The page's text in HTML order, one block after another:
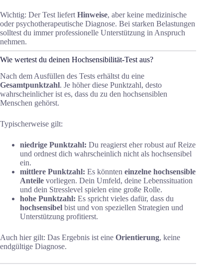
Wichtig: Der Test liefert Hinweise, aber keine medizinische
oder psychotherapeutische Diagnose. Bei starken Belastungen
solltest du immer professionelle Unterstützung in Anspruch
nehmen.
Wie wertest du deinen Hochsensibilität-Test aus?
Nach dem Ausfüllen des Tests erhältst du eine
Gesamtpunktzahl. Je höher diese Punktzahl, desto
wahrscheinlicher ist es, dass du zu den hochsensiblen
Menschen gehörst.
Typischerweise gilt:
niedrige Punktzahl: Du reagierst eher robust auf Reize
und ordnest dich wahrscheinlich nicht als hochsensibel
ein.
mittlere Punktzahl: Es könnten einzelne hochsensible
Anteile vorliegen. Dein Umfeld, deine Lebenssituation
und dein Stresslevel spielen eine große Rolle.
hohe Punktzahl: Es spricht vieles dafür, dass du
hochsensibel bist und von speziellen Strategien und
Unterstützung profitierst.
Auch hier gilt: Das Ergebnis ist eine Orientierung, keine
endgültige Diagnose.